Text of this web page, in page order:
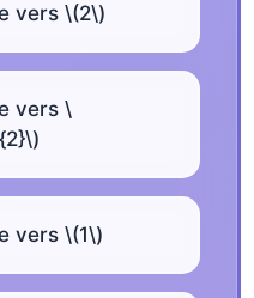
vers \(2\)
vers \
vers \(1\)